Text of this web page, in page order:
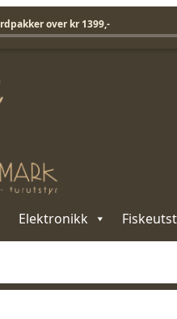
over 1399,-
Elektronikk
over kr 1399,-